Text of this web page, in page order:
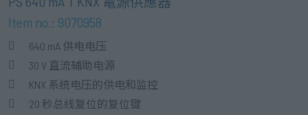
Item no.: 9070958
640 mA 供电电压
30 V 直流辅助电源
KNX 系统电压的供电和监控
20 秒总线复位的复位键